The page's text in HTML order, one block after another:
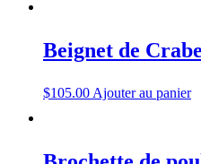
Beignet de
$105.00 Ajouter au panier